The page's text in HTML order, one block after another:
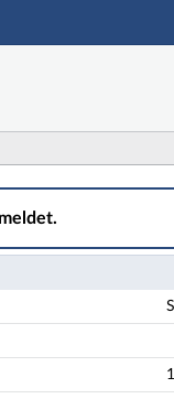
Hauptnavigation